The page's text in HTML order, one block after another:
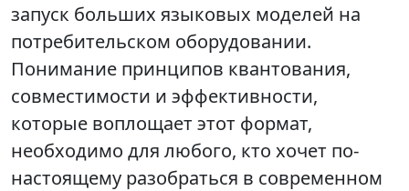
запуск больших языковых моделей на
потребительском оборудовании.
Понимание принципов квантования,
совместимости и эффективности,
которые воплощает этот формат,
необходимо для любого, кто хочет по-
настоящему разобраться в современном